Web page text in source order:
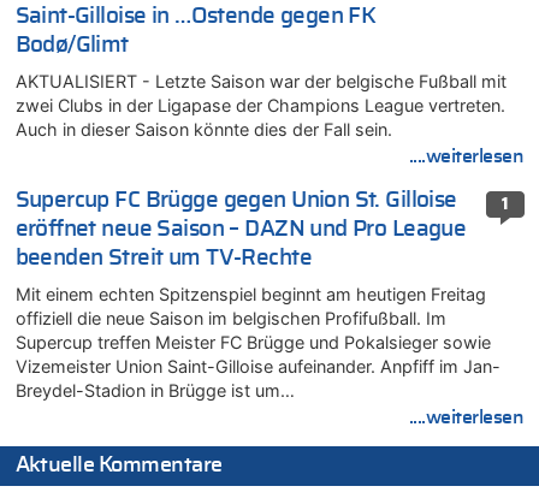
Saint-Gilloise in …Ostende gegen FK
Bodø/Glimt
AKTUALISIERT - Letzte Saison war der belgische Fußball mit
zwei Clubs in der Ligapase der Champions League vertreten.
Auch in dieser Saison könnte dies der Fall sein.
....weiterlesen
1
Supercup FC Brügge gegen Union St. Gilloise
eröffnet neue Saison – DAZN und Pro League
beenden Streit um TV-Rechte
Mit einem echten Spitzenspiel beginnt am heutigen Freitag
offiziell die neue Saison im belgischen Profifußball. Im
Supercup treffen Meister FC Brügge und Pokalsieger sowie
Vizemeister Union Saint-Gilloise aufeinander. Anpfiff im Jan-
Breydel-Stadion in Brügge ist um…
....weiterlesen
Aktuelle Kommentare